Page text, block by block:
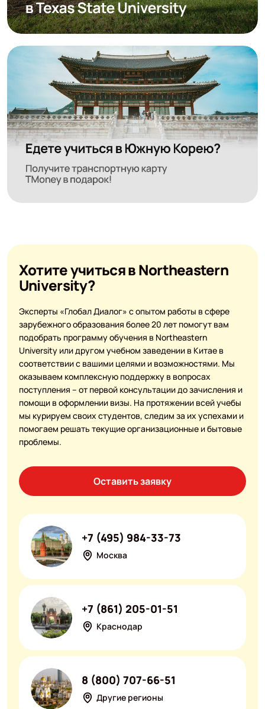
Хотите учиться в Northeastern
University?
Эксперты «Глобал Диалог» с опытом работы в сфере
зарубежного образования более 20 лет помогут вам
подобрать программу обучения в Northeastern
University или другом учебном заведении в Китае в
соответствии с вашими целями и возможностями. Мы
оказываем комплексную поддержку в вопросах
поступления – от первой консультации до зачисления и
помощи в оформлении визы. На протяжении всей учебы
мы курируем своих студентов, следим за их успехами и
помогаем решать текущие организационные и бытовые
проблемы.
Оставить заявку
Москва
+7 (495) 984-33-73
Краснодар
+7 (861) 205-01-51
Другие регионы
8 (800) 707-66-51